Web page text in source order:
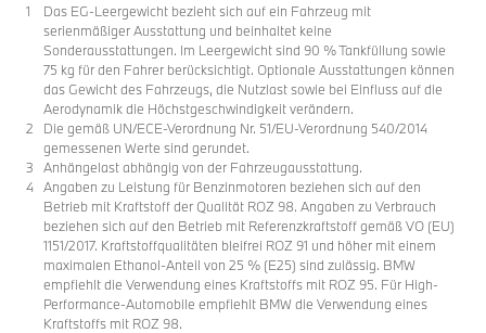
Das EG-Leergewicht bezieht sich auf ein Fahrzeug mit
serienmäßiger Ausstattung und beinhaltet keine
Sonderausstattungen. Im Leergewicht sind 90 % Tankfüllung sowie
75 kg für den Fahrer berücksichtigt. Optionale Ausstattungen können
das Gewicht des Fahrzeugs, die Nutzlast sowie bei Einfluss auf die
Aerodynamik die Höchstgeschwindigkeit verändern.
Die gemäß UN/ECE-Verordnung Nr. 51/EU-Verordnung 540/2014
gemessenen Werte sind gerundet.
Anhängelast abhängig von der Fahrzeugausstattung.
Angaben zu Leistung für Benzinmotoren beziehen sich auf den
Betrieb mit Kraftstoff der Qualität ROZ 98. Angaben zu Verbrauch
beziehen sich auf den Betrieb mit Referenzkraftstoff gemäß VO (EU)
1151/2017. Kraftstoffqualitäten bleifrei ROZ 91 und höher mit einem
maximalen Ethanol-Anteil von 25 % (E25) sind zulässig. BMW
empfiehlt die Verwendung eines Kraftstoffs mit ROZ 95. Für High-
Performance-Automobile empfiehlt BMW die Verwendung eines
Kraftstoffs mit ROZ 98.